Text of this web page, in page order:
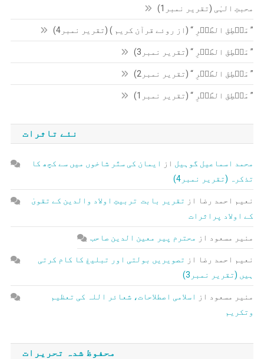
محبتِ الہٰی (تقریر نمبر1)
” مَنۡطِقَ الطَّیۡرِ “ (از روئے قرآن کریم ) (تقریر نمبر4)
” مَنۡطِقَ الطَّیۡرِ “ (تقریر نمبر3)
” مَنۡطِقَ الطَّیۡرِ “ (تقریر نمبر2)
” مَنۡطِقَ الطَّیۡرِ “ (تقریر نمبر1)
نئے تاثرات
محمد اسماعیل گوہیل از
ایمان کی ستّر شاخوں میں سے کچھ کا
تذکرہ (تقریر نمبر4)
نعیم احمد رضا از تقریر بابت تربیتِ اولاد والدین کے تقویٰ
کے اولاد پراثرات
منیر مسعود از محترم پیر معین الدین صاحب
نعیم احمد رضا از تصویریں بولتی اور تبلیغ کا کام کرتی
ہیں (تقریر نمبر3)
منیر مسعود از
اسلامی اصطلاحات، شعائر اللہ کی تعظیم
وتکریم
محفوظ شدہ تحریرات